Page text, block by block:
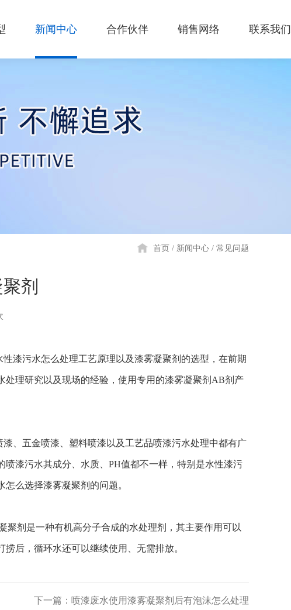
新闻中心 合作伙伴 销售网络 联系我们
首页 新闻中心 常见问题
剂
漆污水怎么处理工艺原理以及漆雾凝聚剂的选型，在前期
理研究以及现场的经验，使用专用的漆雾凝聚剂AB剂产
、五金喷漆、塑料喷漆以及工艺品喷漆污水处理中都有广
漆污水其成分、水质、PH值都不一样，特别是水性漆污
么选择漆雾凝聚剂的问题。
剂是一种有机高分子合成的水处理剂，其主要作用可以
后，循环水还可以继续使用、无需排放。
下一篇：喷漆废水使用漆雾凝聚剂后有泡沫怎么处理